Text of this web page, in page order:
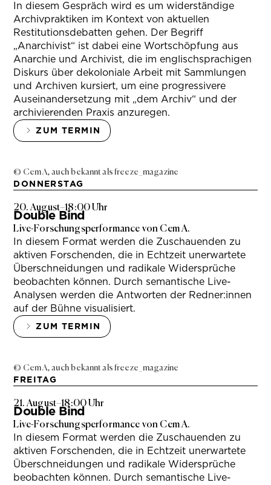
In diesem Gespräch wird es um widerständige
Archivpraktiken im Kontext von aktuellen
Restitutionsdebatten gehen. Der Begriff
„Anarchivist“ ist dabei eine Wortschöpfung aus
Anarchie und Archivist, die im englischsprachigen
Diskurs über dekoloniale Arbeit mit Sammlungen
und Archiven kursiert, um eine progressivere
Auseinandersetzung mit „dem Archiv“ und der
archivierenden Praxis anzuregen.
ZUM TERMIN
© Cem A, auch bekannt als freeze_magazine
DONNERSTAG
20. August–18:00 Uhr
Double Bind
Live-Forschungsperformance von Cem A.
In diesem Format werden die Zuschauenden zu
aktiven Forschenden, die in Echtzeit unerwartete
Überschneidungen und radikale Widersprüche
beobachten können. Durch semantische Live-
Analysen werden die Antworten der Redner:innen
auf der Bühne visualisiert.
ZUM TERMIN
© Cem A, auch bekannt als freeze_magazine
FREITAG
21. August–18:00 Uhr
Double Bind
Live-Forschungsperformance von Cem A.
In diesem Format werden die Zuschauenden zu
aktiven Forschenden, die in Echtzeit unerwartete
Überschneidungen und radikale Widersprüche
beobachten können. Durch semantische Live-